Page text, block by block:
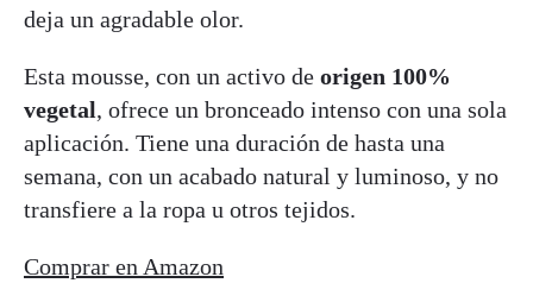
deja un agradable olor.
Esta mousse, con un activo de origen 100%
vegetal, ofrece un bronceado intenso con una sola
aplicación. Tiene una duración de hasta una
semana, con un acabado natural y luminoso, y no
transfiere a la ropa u otros tejidos.
Comprar en Amazon